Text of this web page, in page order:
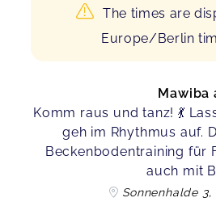
The times are
Europe/Berlin
Mawiba
Komm raus und tanz! 💃
geh im Rhythmus auf.
Beckenbodentraining für
auch mit
Sonnenhalde